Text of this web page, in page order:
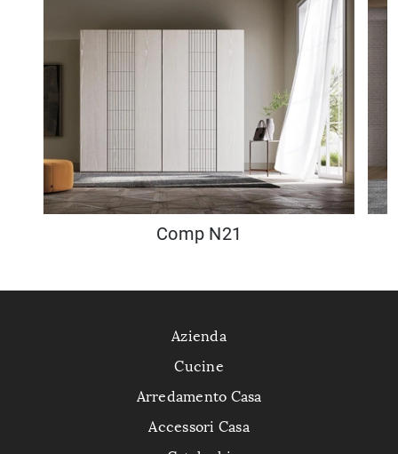
Comp N21
Azienda
Cucine
Arredamento Casa
Accessori Casa